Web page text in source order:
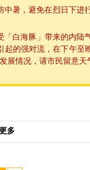
暑，避免在烈日下进
白海豚」带来的内陆
的强对流，在下午至
展情况，请市民留意
多